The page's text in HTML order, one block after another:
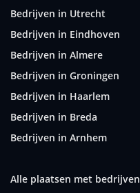
Bedrijven in Utrecht
Bedrijven in Eindhoven
Bedrijven in Almere
Bedrijven in Groningen
Bedrijven in Haarlem
Bedrijven in Breda
Bedrijven in Arnhem
Alle plaatsen met bedrijven